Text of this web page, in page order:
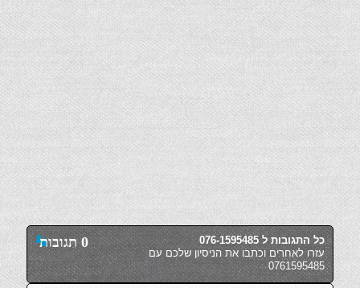
0 תגובות
כל התגובות ל 076-1595485
עזרו לאחרים וכתבו את הניסיון שלכם עם
0761595485